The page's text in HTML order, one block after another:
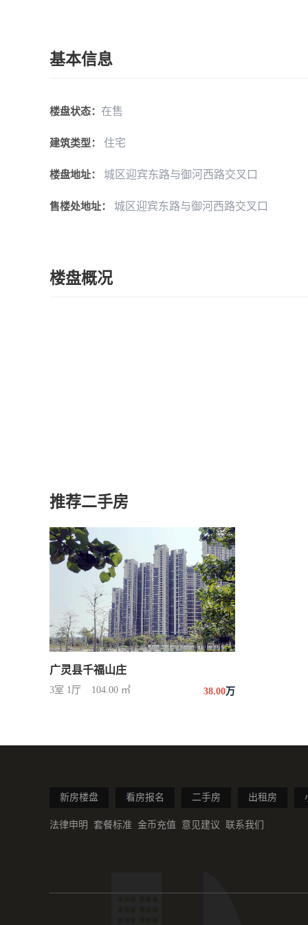
基本信息
楼盘状态： 在售
建筑类型： 住宅
楼盘地址： 城区迎宾东路与御河西路交叉口
售楼处地址： 城区迎宾东路与御河西路交叉口
楼盘概况
推荐二手房
广灵县千福山庄
3室 1厅 104.00 ㎡ 38.00万
新房楼盘 看房报名 二手房 出租房
法律申明 套餐标准 金币充值 意见建议 联系我们